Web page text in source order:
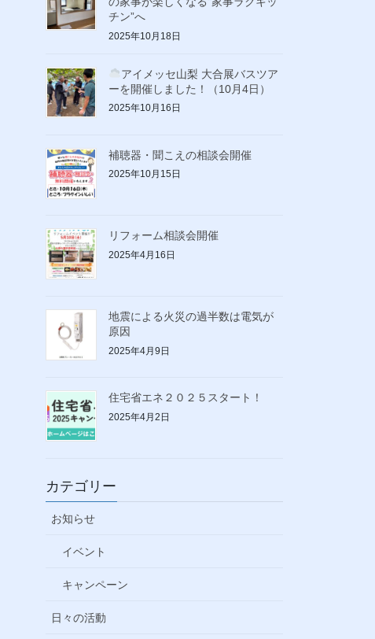
チン”へ
2025年10月18日
アイメッセ山梨 大合展バスツア
ーを開催しました！（10月4日）
2025年10月16日
補聴器・聞こえの相談会開催
2025年10月15日
リフォーム相談会開催
2025年4月16日
地震による火災の過半数は電気が
原因
2025年4月9日
住宅省エネ２０２５スタート！
2025年4月2日
カテゴリー
お知らせ
イベント
キャンペーン
日々の活動